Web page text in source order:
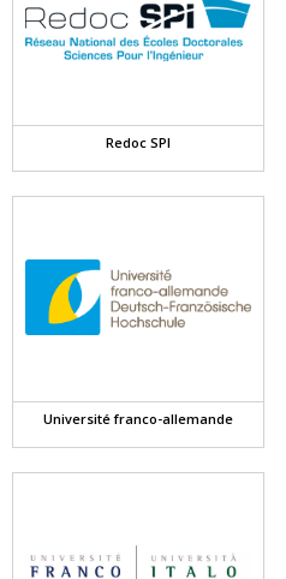
Redoc SPI
Université franco-allemande